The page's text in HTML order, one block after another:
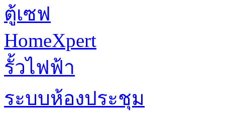
ตู้เซฟ
HomeXpert
รั้วไฟฟ้า
ระบบห้องประชุม